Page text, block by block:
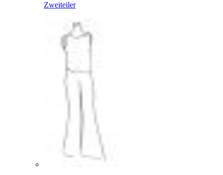
Zweiteiler